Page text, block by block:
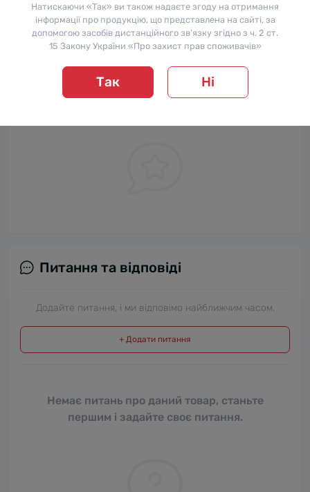
+ Додати відгук
Немає відгуків про цей товар, станьте
першим, залиште свій відгук.
Питання та відповіді
Додайте питання, і ми відповімо найближчим часом.
+ Додати питання
Немає питань про даний товар, станьте
першим і задайте своє питання.
Натискаючи «Так» ви також надаєте згоду на отримання
інформації про продукцію, що представлена на сайті, за
допомогою засобів дистанційного зв’язку згідно з ч. 2 ст.
15 Закону України «Про захист прав споживачів»
Так Ні